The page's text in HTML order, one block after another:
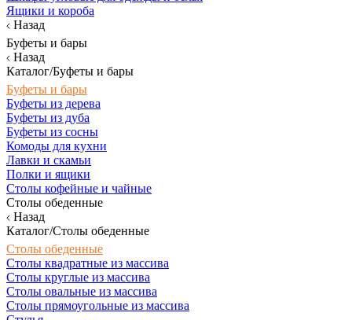
Ящики и короба
Назад
Буфеты и бары
Назад
Каталог/Буфеты и бары
Буфеты и бары
Буфеты из дерева
Буфеты из дуба
Буфеты из сосны
Комоды для кухни
Лавки и скамьи
Полки и ящики
Столы кофейные и чайные
Столы обеденные
Назад
Каталог/Столы обеденные
Столы обеденные
Столы квадратные из массива
Столы круглые из массива
Столы овальные из массива
Столы прямоугольные из массива